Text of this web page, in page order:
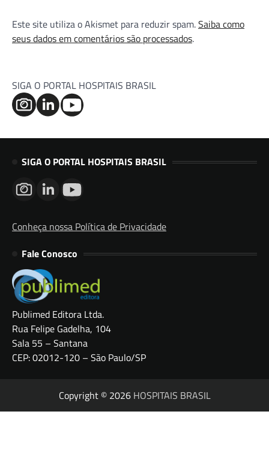
Este site utiliza o Akismet para reduzir spam.Saiba como
seus dados em comentários são processados.
SIGA O PORTAL HOSPITAIS BRASIL
SIGA O PORTAL HOSPITAIS BRASIL
Conheça nossa Política de Privacidade
Fale Conosco
Publimed Editora Ltda.
Rua Felipe Gadelha, 104
Sala 55 – Santana
CEP: 02012-120 – São Paulo/SP
Copyright © 2026 HOSPITAIS BRASIL